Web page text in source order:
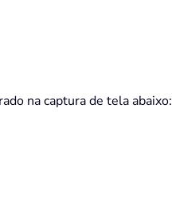
na captura de tela abaixo: